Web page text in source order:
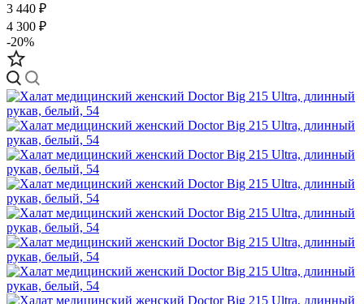
3 440 ₽
4 300 ₽
-20%